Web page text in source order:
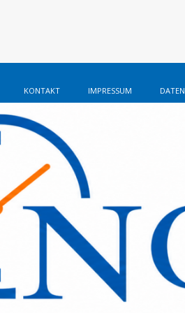
KONTAKT IMPRESSUM